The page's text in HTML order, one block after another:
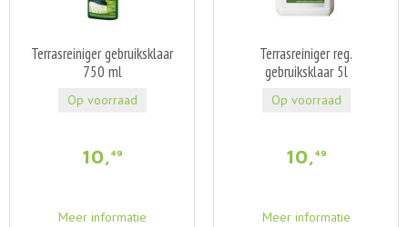
Terrasreiniger gebruiksklaar
750 ml
10,49
Meer informatie
Op voorraad
Terrasreiniger reg.
gebruiksklaar 5l
10,49
Meer informatie
Op voorraad